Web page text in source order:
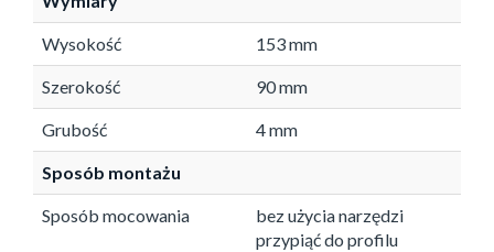
Wysokość 153 mm
Szerokość 90 mm
Grubość 4 mm
Sposób montażu
Sposób mocowania
bez użycia narzędzi
przypiąć do profilu